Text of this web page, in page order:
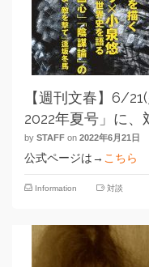
【週刊文春】6/
2022年夏号」に、
by STAFF on 2022年6月21日
公式ページは→ こちら
Information 対談